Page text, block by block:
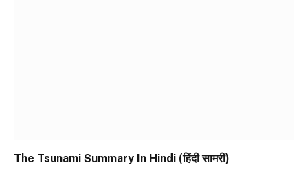
The Tsunami Summary In Hindi (हिंदी सामरी)